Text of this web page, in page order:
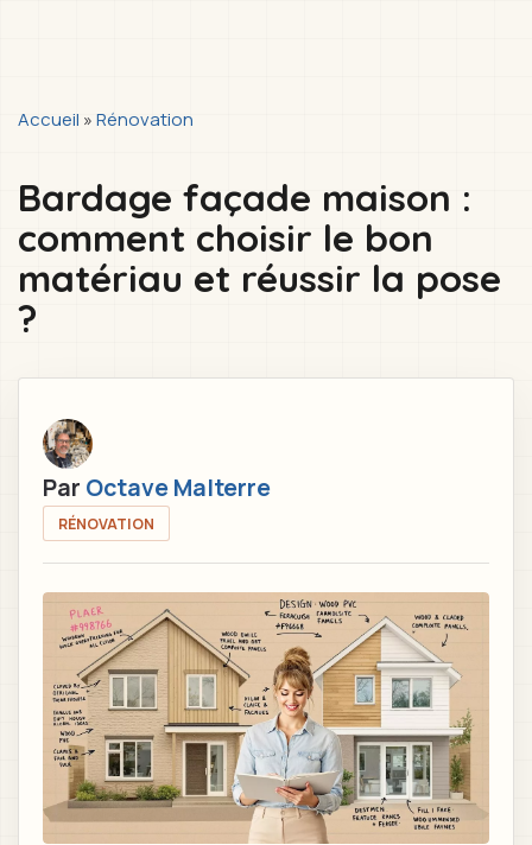
You
here
Accueil »Rénovation
Bardage façade maison :
comment choisir le bon
matériau et réussir la pose
?
Par Octave Malterre
RÉNOVATION